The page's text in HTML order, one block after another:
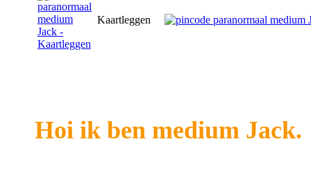
Kaartleggen
Hoi ik ben medium Jack.